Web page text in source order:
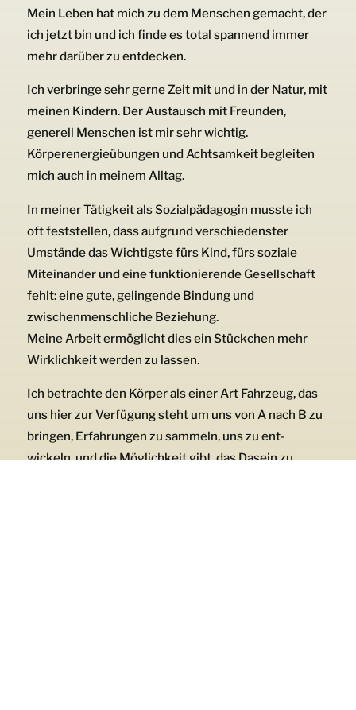
Mein Leben hat mich zu dem Menschen gemacht, der
ich jetzt bin und ich finde es total spannend immer
mehr darüber zu entdecken.
Ich verbringe sehr gerne Zeit mit und in der Natur, mit
meinen Kindern. Der Austausch mit Freunden,
generell Menschen ist mir sehr wichtig.
Körperenergieübungen und Achtsamkeit begleiten
mich auch in meinem Alltag.
In meiner Tätigkeit als Sozialpädagogin musste ich
oft feststellen, dass aufgrund verschiedenster
Umstände das Wichtigste fürs Kind, fürs soziale
Miteinander und eine funktionierende Gesellschaft
fehlt: eine gute, gelingende Bindung und
zwischenmenschliche Beziehung.
Meine Arbeit ermöglicht dies ein Stückchen mehr
Wirklichkeit werden zu lassen.
Ich betrachte den Körper als einer Art Fahrzeug, das
uns hier zur Verfügung steht um uns von A nach B zu
bringen, Erfahrungen zu sammeln, uns zu ent-
wickeln, und die Möglichkeit gibt, das Dasein zu